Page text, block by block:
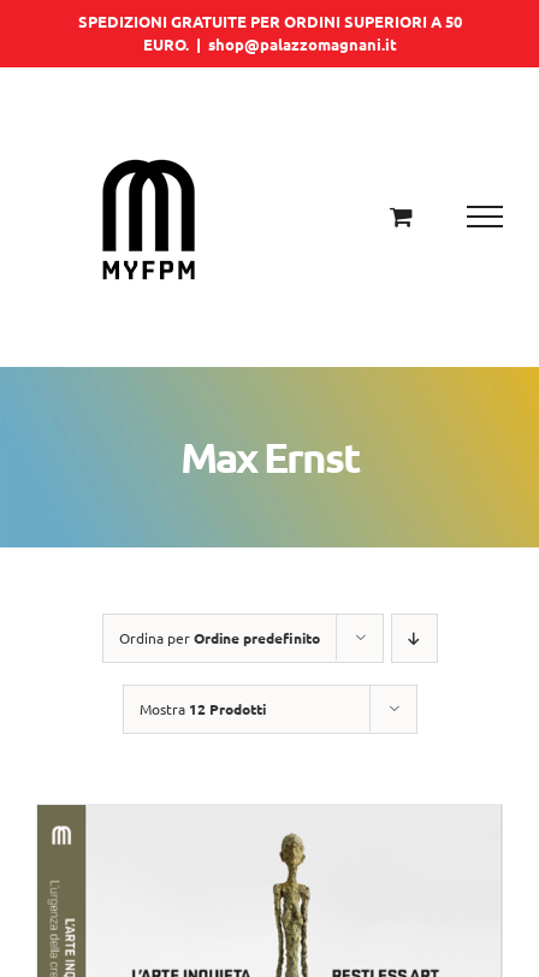
SPEDIZIONI GRATUITE PER ORDINI SUPERIORI A 50
EURO. | shop@palazzomagnani.it
Max Ernst
Ordina perOrdine predefinito
Mostra 12 Prodotti